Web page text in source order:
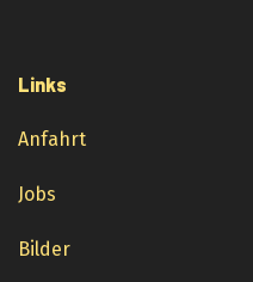
Links
Anfahrt
Jobs
Bilder